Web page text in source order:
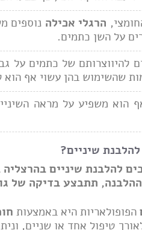
הרגלי אכילה נוספים
על השן כתמים.
להיווצרותם של כתמים על
שהשימוש בהן עשוי אף הוא
הוא משפיע על מראה
שיניים?
להלבנת שיניים
תתבצע בדיקה של
הפופולאריות היא באמצעות
טיפול אחד או שניים,